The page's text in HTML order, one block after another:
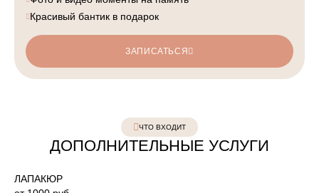
Красивый бантик в подарок
ЗАПИСАТЬСЯ
ЧТО ВХОДИТ
ДОПОЛНИТЕЛЬНЫЕ УСЛУГИ
ЛАПАКЮР